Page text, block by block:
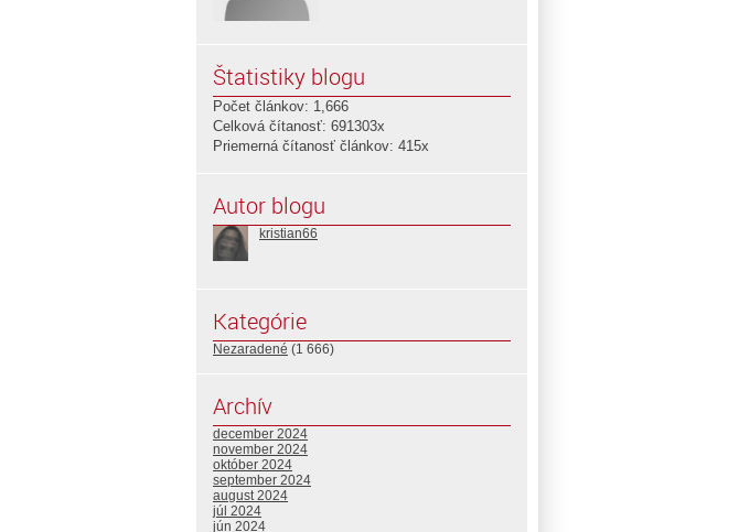
Štatistiky blogu
Počet článkov: 1,666
Celková čítanosť: 691303x
Priemerná čítanosť článkov: 415x
Autor blogu
kristian66
Kategórie
Nezaradené (1 666)
Archív
december 2024
november 2024
október 2024
september 2024
august 2024
júl 2024
jún 2024